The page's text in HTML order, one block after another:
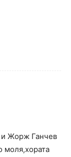
и Жорж Ганчев
моля,хората